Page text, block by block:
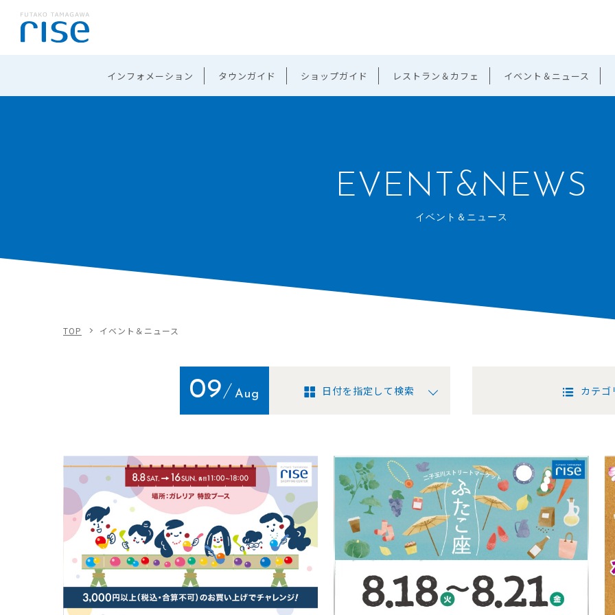
インフォメーション タウンガイド ショップガイド レストラン＆カフェ イベント＆ニュース
EVENT&NEWS
イベント＆ニュース
TOP イベント＆ニュース
09 Aug 日付を指定して検索 カテゴ